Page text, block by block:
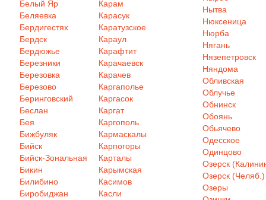
Белый Яр
Беляевка
Бердигестях
Бердск
Бердюжье
Березники
Березовка
Березово
Беринговский
Беслан
Бея
Бижбуляк
Бийск
Бийск-Зональная
Бикин
Билибино
Биробиджан
Карам
Карасук
Каратузское
Караул
Карафтит
Карачаевск
Карачев
Каргаполье
Каргасок
Каргат
Каргополь
Кармаскалы
Карпогоры
Карталы
Карымская
Касимов
Касли
Нытва
Нюксеница
Нюрба
Нягань
Нязепетровск
Няндома
Обливская
Облучье
Обнинск
Обоянь
Обьячево
Одесское
Одинцово
Озерск
Озерск (Челяб.)
Озеры